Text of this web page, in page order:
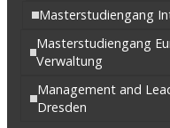
Masterstudiengang
Masterstudiengang
Verwaltung
Management and
Dresden